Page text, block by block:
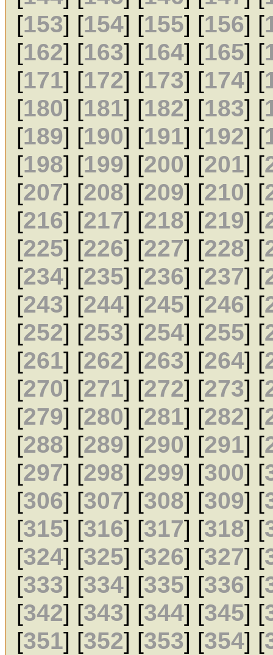
[153] [154] [155] [156] [
[162] [163] [164] [165] [
[171] [172] [173] [174] [
[180] [181] [182] [183] [
[189] [190] [191] [192] [
[198] [199] [200] [201] [
[207] [208] [209] [210] [
[216] [217] [218] [219] [
[225] [226] [227] [228] [
[234] [235] [236] [237] [
[243] [244] [245] [246] [
[252] [253] [254] [255] [
[261] [262] [263] [264] [
[270] [271] [272] [273] [
[279] [280] [281] [282] [
[288] [289] [290] [291] [
[297] [298] [299] [300] [
[306] [307] [308] [309] [
[315] [316] [317] [318] [
[324] [325] [326] [327] [
[333] [334] [335] [336] [
[342] [343] [344] [345] [
[351] [352] [353] [354] [